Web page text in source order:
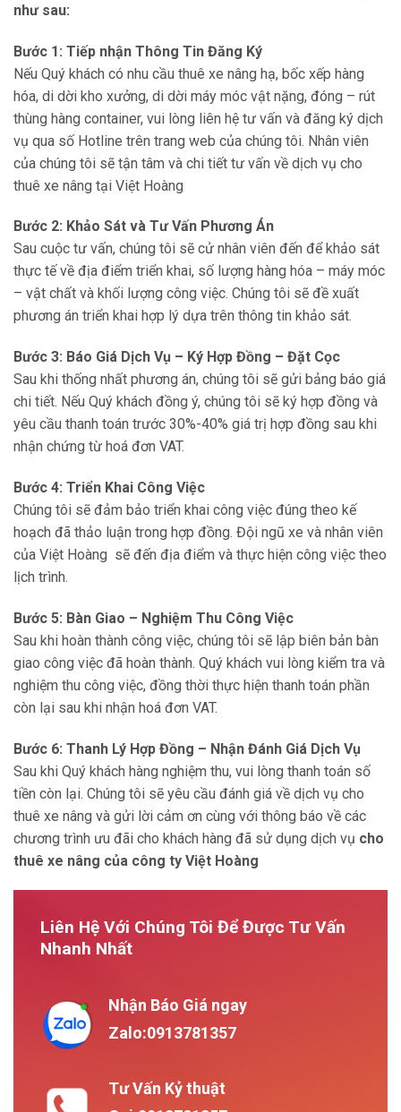
như sau:
Bước 1: Tiếp nhận Thông Tin Đăng Ký
Nếu Quý khách có nhu cầu thuê xe nâng hạ, bốc xếp hàng
hóa, di dời kho xưởng, di dời máy móc vật nặng, đóng – rút
thùng hàng container, vui lòng liên hệ tư vấn và đăng ký dịch
vụ qua số Hotline trên trang web của chúng tôi. Nhân viên
của chúng tôi sẽ tận tâm và chi tiết tư vấn về dịch vụ cho
thuê xe nâng tại Việt Hoàng
Bước 2: Khảo Sát và Tư Vấn Phương Án
Sau cuộc tư vấn, chúng tôi sẽ cử nhân viên đến để khảo sát
thực tế về địa điểm triển khai, số lượng hàng hóa – máy móc
– vật chất và khối lượng công việc. Chúng tôi sẽ đề xuất
phương án triển khai hợp lý dựa trên thông tin khảo sát.
Bước 3: Báo Giá Dịch Vụ – Ký Hợp Đồng – Đặt Cọc
Sau khi thống nhất phương án, chúng tôi sẽ gửi bảng báo giá
chi tiết. Nếu Quý khách đồng ý, chúng tôi sẽ ký hợp đồng và
yêu cầu thanh toán trước 30%-40% giá trị hợp đồng sau khi
nhận chứng từ hoá đơn VAT.
Bước 4: Triển Khai Công Việc
Chúng tôi sẽ đảm bảo triển khai công việc đúng theo kế
hoạch đã thảo luận trong hợp đồng. Đội ngũ xe và nhân viên
của Việt Hoàng sẽ đến địa điểm và thực hiện công việc theo
lịch trình.
Bước 5: Bàn Giao – Nghiệm Thu Công Việc
Sau khi hoàn thành công việc, chúng tôi sẽ lập biên bản bàn
giao công việc đã hoàn thành. Quý khách vui lòng kiểm tra và
nghiệm thu công việc, đồng thời thực hiện thanh toán phần
còn lại sau khi nhận hoá đơn VAT.
Bước 6: Thanh Lý Hợp Đồng – Nhận Đánh Giá Dịch Vụ
Sau khi Quý khách hàng nghiệm thu, vui lòng thanh toán số
tiền còn lại. Chúng tôi sẽ yêu cầu đánh giá về dịch vụ cho
thuê xe nâng và gửi lời cảm ơn cùng với thông báo về các
chương trình ưu đãi cho khách hàng đã sử dụng dịch vụ cho
thuê xe nâng của công ty Việt Hoàng
Liên Hệ Với Chúng Tôi Để Được Tư Vấn
Nhanh Nhất
Nhận Báo Giá ngay
Zalo:0913781357
Tư Vấn Kỷ thuật